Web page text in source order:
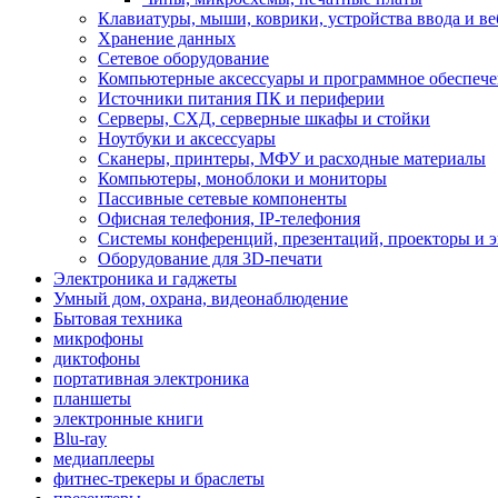
Клавиатуры, мыши, коврики, устройства ввода и
Хранение данных
Сетевое оборудование
Компьютерные аксессуары и программное
Источники питания ПК и периферии
Серверы, СХД, серверные шкафы и стойки
Ноутбуки и аксессуары
Сканеры, принтеры, МФУ и расходные материалы
Компьютеры, моноблоки и мониторы
Пассивные сетевые компоненты
Офисная телефония, IP-телефония
Системы конференций, презентаций, проекторы и
Оборудование для 3D-печати
Электроника и гаджеты
Умный дом, охрана, видеонаблюдение
Бытовая техника
микрофоны
диктофоны
портативная электроника
планшеты
электронные книги
Blu-ray
медиаплееры
фитнес-трекеры и браслеты